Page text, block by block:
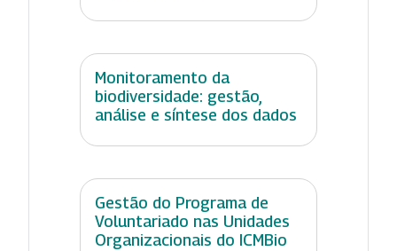
Monitoramento da
biodiversidade: gestão,
análise e síntese dos dados
Gestão do Programa de
Voluntariado nas Unidades
Organizacionais do ICMBio